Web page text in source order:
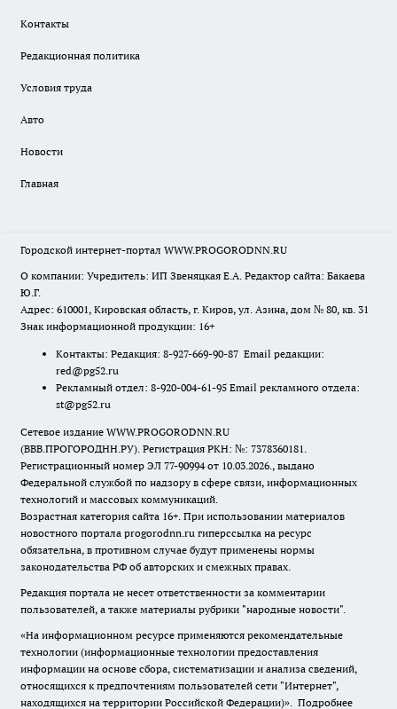
Контакты
Редакционная политика
Условия труда
Авто
Новости
Главная
Городской интернет-портал WWW.PROGORODNN.RU
О компании: Учредитель: ИП Звеняцкая Е.А. Редактор сайта: Бакаева
Ю.Г.
Адрес: 610001, Кировская область, г. Киров, ул. Азина, дом № 80, кв. 31
Знак информационной продукции: 16+
Контакты: Редакция: 8-927-669-90-87 Email редакции:
red@pg52.ru
Рекламный отдел: 8-920-004-61-95 Email рекламного отдела:
st@pg52.ru
Сетевое издание WWW.PROGORODNN.RU
(ВВВ.ПРОГОРОДНН.РУ). Регистрация РКН: №: 7378360181.
Регистрационный номер ЭЛ 77-90994 от 10.03.2026., выдано
Федеральной службой по надзору в сфере связи, информационных
технологий и массовых коммуникаций.
Возрастная категория сайта 16+. При использовании материалов
новостного портала progorodnn.ru гиперссылка на ресурс
обязательна, в противном случае будут применены нормы
законодательства РФ об авторских и смежных правах.
Редакция портала не несет ответственности за комментарии
пользователей, а также материалы рубрики "народные новости".
«На информационном ресурсе применяются рекомендательные
технологии (информационные технологии предоставления
информации на основе сбора, систематизации и анализа сведений,
относящихся к предпочтениям пользователей сети "Интернет",
находящихся на территории Российской Федерации)». Подробнее